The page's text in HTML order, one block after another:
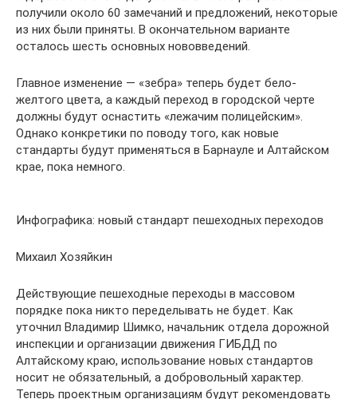
получили около 60 замечаний и предложений, некоторые
из них были приняты. В окончательном варианте
осталось шесть основных нововведений.
Главное изменение — «зебра» теперь будет бело-
желтого цвета, а каждый переход в городской черте
должны будут оснастить «лежачим полицейским».
Однако конкретики по поводу того, как новые
стандарты будут применяться в Барнауле и Алтайском
крае, пока немного.
Инфографика: новый стандарт пешеходных переходов
Михаил Хозяйкин
Действующие пешеходные переходы в массовом
порядке пока никто переделывать не будет. Как
уточнил Владимир Шимко, начальник отдела дорожной
инспекции и организации движения ГИБДД по
Алтайскому краю, использование новых стандартов
носит не обязательный, а добровольный характер.
Теперь проектным организациям будут рекомендовать